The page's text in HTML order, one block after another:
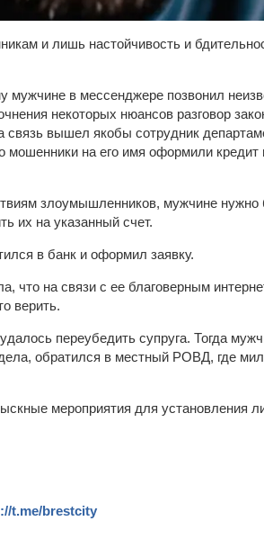
и лишь настойчивость и
мужчине в мессенджере позвонил
некоторых нюансов разговор
связь вышел якобы сотрудник
на его имя оформили кредит
злоумышленников, мужчине
их на указанный счет.
в банк и оформил заявку.
что на связи с ее благоверным
верить.
переубедить супруга. Тогда
обратился в местный РОВД, где
мероприятия для установления
t.me/brestcity